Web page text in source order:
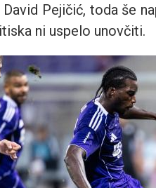
Pejičić, toda še
ni uspelo unovčiti.